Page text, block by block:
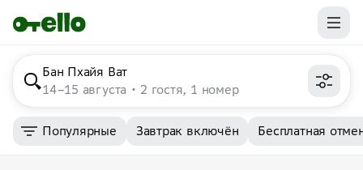
Бан Пхайя Ват
14–15 августа
2 гостя, 1 номер
Популярные Завтрак включён Бесплатная